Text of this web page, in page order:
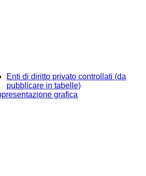
Enti di diritto privato controllati (da
pubblicare in tabelle)
grafica